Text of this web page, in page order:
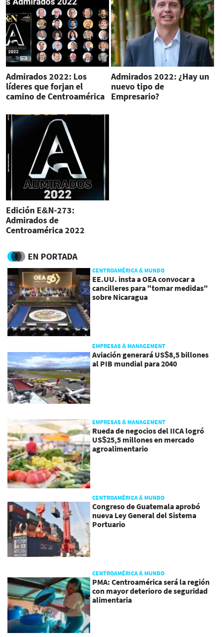
Admirados 2022: Los
líderes que forjan el
camino de Centroamérica
Admirados 2022: ¿Hay un
nuevo tipo de
Empresario?
Edición E&N-273:
Admirados de
Centroamérica 2022
EN PORTADA
CENTROAMÉRICA & MUNDO
EE.UU. insta a OEA convocar a
cancilleres para "tomar medidas"
sobre Nicaragua
EMPRESAS & MANAGEMENT
Aviación generará US$8,5 billones
al PIB mundial para 2040
EMPRESAS & MANAGEMENT
Rueda de negocios del IICA logró
US$25,5 millones en mercado
agroalimentario
CENTROAMÉRICA & MUNDO
Congreso de Guatemala aprobó
nueva Ley General del Sistema
Portuario
CENTROAMÉRICA & MUNDO
PMA: Centroamérica será la región
con mayor deterioro de seguridad
alimentaria